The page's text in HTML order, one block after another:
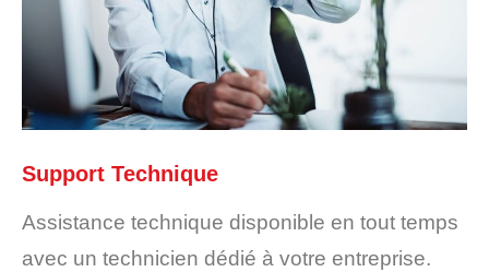
Support Technique
Assistance technique disponible en tout temps
avec un technicien dédié à votre entreprise.